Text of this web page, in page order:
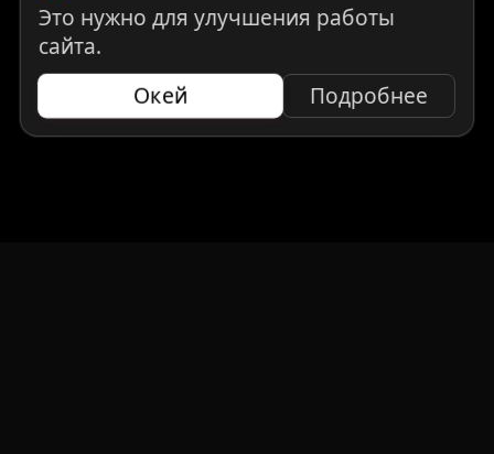
Это нужно для улучшения работы
сайта.
Окей Подробнее